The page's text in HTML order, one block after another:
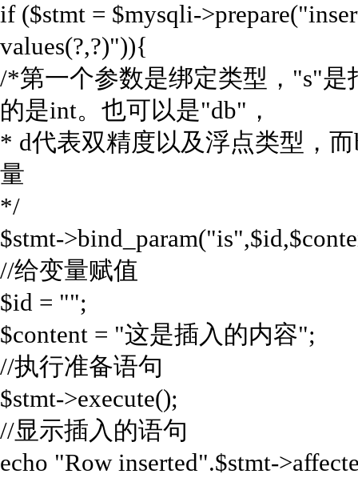
if ($stmt = $mysqli-
values(?,?)")){
/*第一个参数是绑定类型，"s"
的是int。也可以是"db"，
* d代表双精度以及浮点类型，
量
*/
$stmt-
//给变量赋值
$id = "";
$content = "这是插入的内容";
//执行准备语句
$stmt->execute();
//显示插入的语句
echo "Row inserted".$stmt-